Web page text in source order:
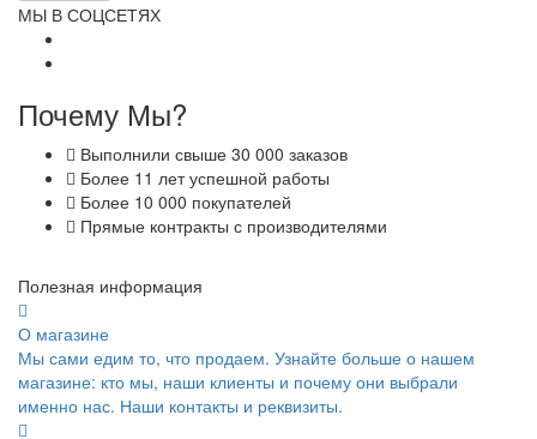
МЫ В СОЦСЕТЯХ
Почему Мы?
Выполнили свыше 30 000 заказов
Более 11 лет успешной работы
Более 10 000 покупателей
Прямые контракты с производителями
Полезная информация
О магазине
Мы сами едим то, что продаем. Узнайте больше о нашем
магазине: кто мы, наши клиенты и почему они выбрали
именно нас. Наши контакты и реквизиты.